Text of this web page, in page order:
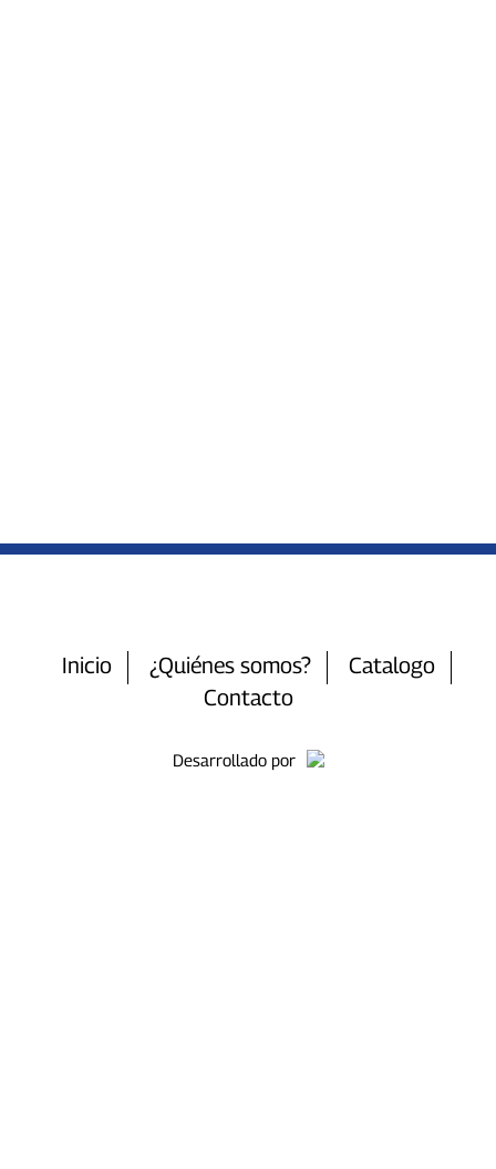
Inicio ¿Quiénes somos?
Catalogo
Contacto
Desarrollado por